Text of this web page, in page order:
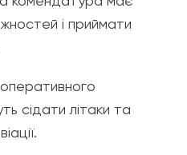
і приймати
сідати літаки та